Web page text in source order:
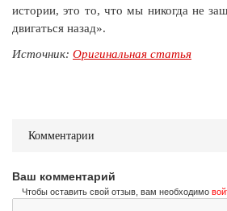
истории, это то, что мы никогда не
двигаться назад».
Источник: Оригинальная статья
Комментарии
Ваш комментарий
Чтобы оставить свой отзыв, вам необходимо